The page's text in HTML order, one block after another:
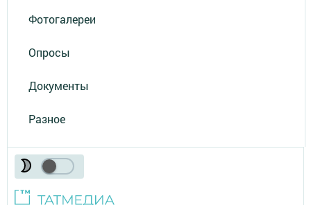
Фотогалереи
Опросы
Документы
Разное